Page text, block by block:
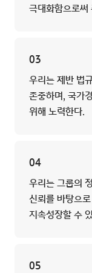
극대화함으로써
03
우리는 제반 법
존중하며, 국가
위해 노력한다.
04
우리는 그룹의
신뢰를 바탕으
지속성장할 수
05